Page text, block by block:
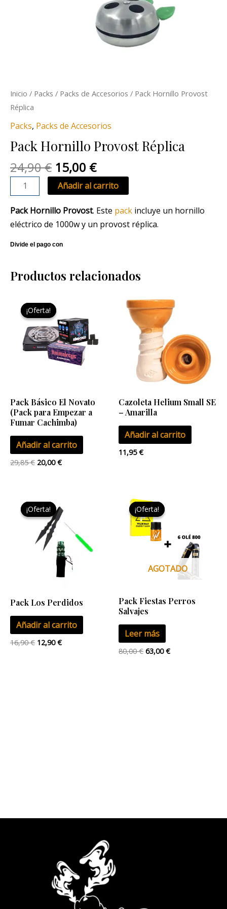
Inicio / Packs / Packs de Accesorios / Pack Hornillo Provost
Réplica
Packs, Packs de Accesorios
Pack Hornillo Provost Réplica
24,90€ 15,00 €
Añadir al carrito
Pack Hornillo Provost. Este pack incluye un hornillo
eléctrico de 1000w y un provost réplica.
Productos relacionados
¡Oferta!
¡Oferta!
Pack Básico El Novato
(Pack para Empezar a
Fumar Cachimba)
Añadir al carrito
29,85€
precio
original
era:
29,85 €.
20,00€
es:
20,00 €.
Cazoleta Helium Small SE
– Amarilla
Añadir al carrito
11,95€
¡Oferta!
¡Oferta!
Pack Los Perdidos
Añadir al carrito
16,90€
precio
original
era:
16,90 €.
12,90€
actual
es:
12,90 €.
¡Oferta!
AGOTADO
¡Oferta!
Pack Fiestas Perros
Salvajes
Leer más
80,00€
precio
original
era:
80,00 €.
63,00€